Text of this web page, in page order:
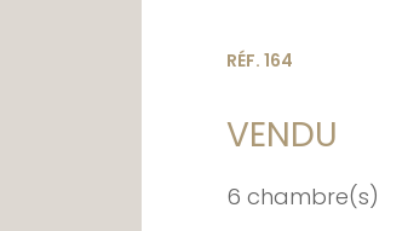
RÉF. 164
VENDU
6 chambre(s)